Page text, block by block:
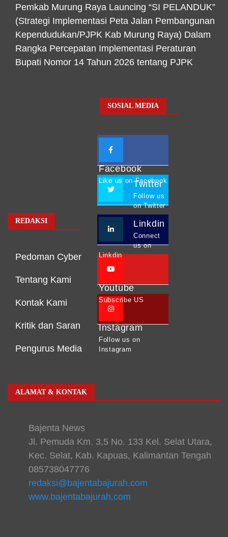
Pemkab Murung Raya Launcing “SI PELANDUK”
(Strategi Implementasi Peta Jalan Pembangunan
Kependudukan/PJPK Kab Murung Raya) Dalam
Rangka Percepatan Implementasi Peraturan
Bupati Nomor 14 Tahun 2026 tentang PJPK
REDAKSI
Pedoman Cyber
Tentang Kami
Kontak Kami
Kritik dan Saran
Pengurus Media
SOSIAL MEDIA
Facebook
Like us on Facebook
Twitter
Follow us
on Twitter
Linkdin
Connect
us on
Linkdin
Youtube
Subscribe US
Instagram
Follow us on
Instagram
ALAMAT & KONTAK
Bajenta News
Jl. Pemuda Km. 3,5 No. 133 Kel. Selat Utara,
Kec. Selat, Kab. Kapuas, Kalimantan Tengah
085738047776
redaksi@bajentabajurah.com
www.bajentabajurah.com